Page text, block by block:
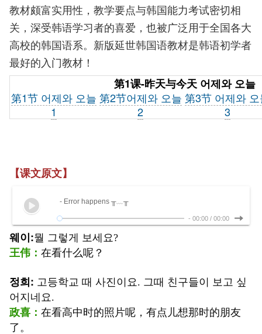
教材颇富实用性，教学要点与韩国能力考试密切相
关，深受韩语学习者的喜爱，也被广泛用于全国各大
高校的韩国语系。新版延世韩国语教材是韩语初学者
最好的入门教材！
第1课-昨天与今天 어제와 오늘
第1节 어제와 오늘
1
第2节어제와 오늘
2
第3节 어제와
3
【课文原文】
- Error happens ╥﹏╥
- 00:00 / 00:00
웨이:뭘 그렇게 보세요?
王伟： 在看什么呢？
정희: 고등학교 때 사진이요. 그때 친구들이 보고 싶
어지네요.
政喜： 在看高中时的照片呢，有点儿想那时的朋友
了。